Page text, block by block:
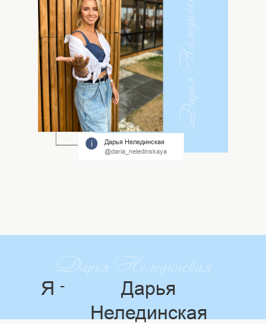
Дарья Нелединская
@daria_neledinskaya
Дарья
Нелединская
Я -